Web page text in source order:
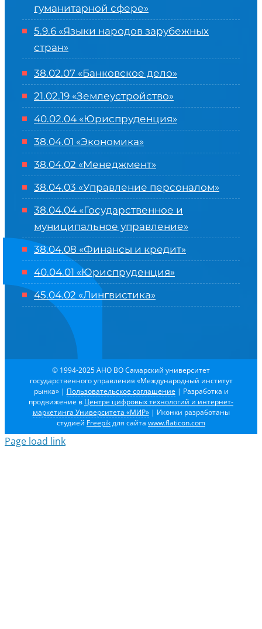
гуманитарной сфере»
5.9.6 «Языки народов зарубежных
стран»
38.02.07 «Банковское дело»
21.02.19 «Землеустройство»
40.02.04 «Юриспруденция»
38.04.01 «Экономика»
38.04.02 «Менеджмент»
38.04.03 «Управление персоналом»
38.04.04 «Государственное и
муниципальное управление»
38.04.08 «Финансы и кредит»
40.04.01 «Юриспруденция»
45.04.02 «Лингвистика»
© 1994-2025 АНО ВО Самарский университет
государственного управления «Международный институт
рынка» | Пользовательское соглашение | Разработка и
продвижение в Центре цифровых технологий и интернет-
маркетинга Университета «МИР»| Иконки разработаны
студией Freepikдля сайта www.flaticon.com
Page load link